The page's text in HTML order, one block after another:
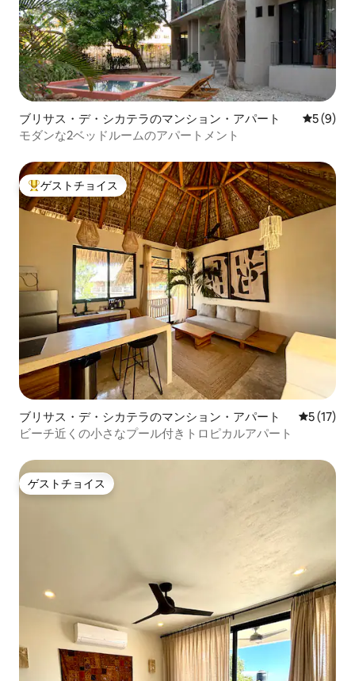
ブリサス・デ・シカテラのマンション・アパート レビュー
5 (9)
モダンな2ベッドルームのアパートメント
大好評のゲストチョイスです。
ゲストチョイス
ブリサス・デ・シカテラのマンション・アパート レビュー
5 (17)
ビーチ近くの小さなプール付きトロピカルアパート
ゲストチョイス
ゲストチョイス